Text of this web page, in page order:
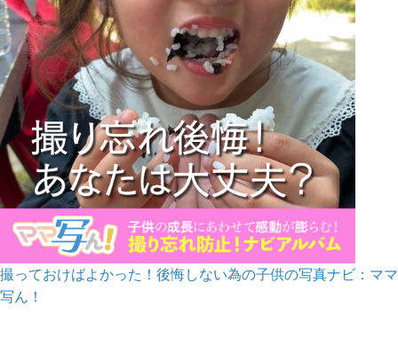
撮っておけばよかった！後悔しない為の子供の写真ナビ：ママ
写ん！